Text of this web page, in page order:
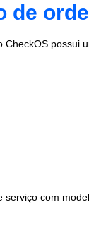
de
CheckOS possui
serviço com